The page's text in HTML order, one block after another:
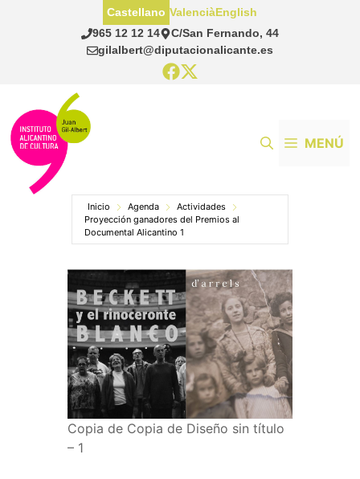
965 12 12 14
C/San Fernando, 44
gilalbert@diputacionalicante.es
Castellano ValenciàEnglish
MENÚ
Inicio Agenda
Actividades
Proyección ganadores del Premios al
Documental Alicantino 1
Copia de Copia de Diseño sin título
– 1